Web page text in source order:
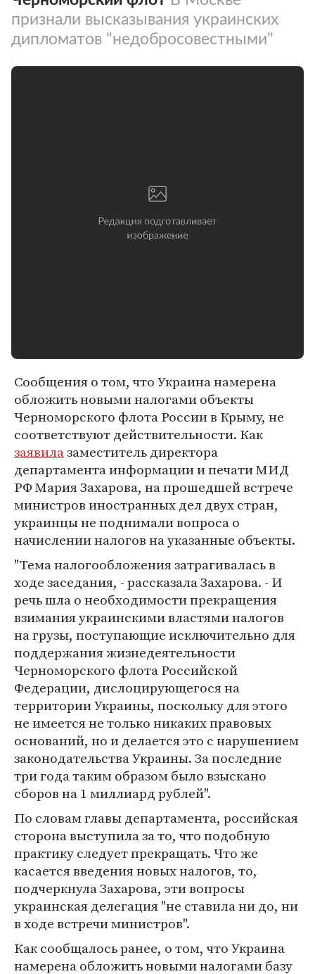
признали высказывания украинских
дипломатов "недобросовестными"
Сообщения о том, что Украина намерена
обложить новыми налогами объекты
Черноморского флота России в Крыму, не
соответствуют действительности. Как
заявилазаместитель директора
департамента информации и печати МИД
РФ Мария Захарова, на прошедшей встрече
министров иностранных дел двух стран,
украинцы не поднимали вопроса о
начислении налогов на указанные объекты.
"Тема налогообложения затрагивалась в
ходе заседания, - рассказала Захарова. - И
речь шла о необходимости прекращения
взимания украинскими властями налогов
на грузы, поступающие исключительно для
поддержания жизнедеятельности
Черноморского флота Российской
Федерации, дислоцирующегося на
территории Украины, поскольку для этого
не имеется не только никаких правовых
оснований, но и делается это с нарушением
законодательства Украины. За последние
три года таким образом было взыскано
сборов на 1 миллиард рублей".
По словам главы департамента, российская
сторона выступила за то, что подобную
практику следует прекращать. Что же
касается введения новых налогов, то,
подчеркнула Захарова, эти вопросы
украинская делегация "не ставила ни до, ни
в ходе встречи министров".
Как сообщалось ранее, о том, что Украина
намерена обложить новыми налогами базу